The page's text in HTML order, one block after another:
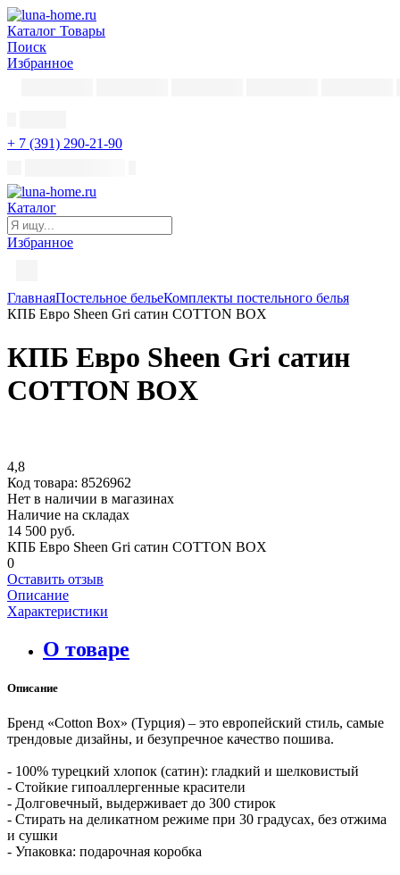
Каталог Товары
Поиск
Избранное
+ 7 (391) 290-21-90
Каталог
Избранное
ГлавнаяПостельное бельеКомплекты постельного белья
КПБ Евро Sheen Gri сатин COTTON BOX
КПБ Евро Sheen Gri сатин
COTTON BOX
4,8
Код товара: 8526962
Нет в наличии в магазинах
Наличие на складах
14 500 руб.
КПБ Евро Sheen Gri сатин COTTON BOX
0
Оставить отзыв
Описание
Характеристики
О товаре
Описание
Бренд «Cotton Box» (Турция) – это европейский стиль, самые
трендовые дизайны, и безупречное качество пошива.
- 100% турецкий хлопок (сатин): гладкий и шелковистый
- Стойкие гипоаллергенные красители
- Долговечный, выдерживает до 300 стирок
- Стирать на деликатном режиме при 30 градусах, без отжима
и сушки
- Упаковка: подарочная коробка